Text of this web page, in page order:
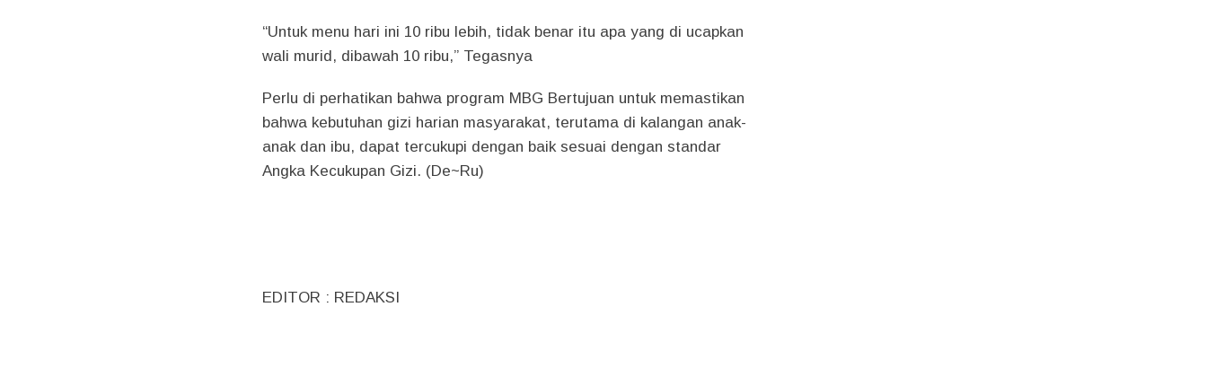
“Untuk menu hari ini 10 ribu lebih, tidak benar itu apa yang di ucapkan
wali murid, dibawah 10 ribu,” Tegasnya
Perlu di perhatikan bahwa program MBG Bertujuan untuk memastikan
bahwa kebutuhan gizi harian masyarakat, terutama di kalangan anak-
anak dan ibu, dapat tercukupi dengan baik sesuai dengan standar
Angka Kecukupan Gizi. (De~Ru)
EDITOR : REDAKSI